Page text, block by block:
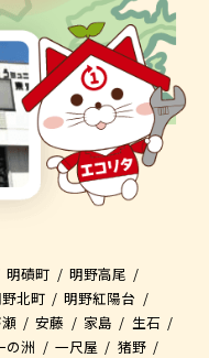
明磧町
明野高尾
北町
明野紅陽台
安藤 家島
生石
の洲 一尺屋
猪野